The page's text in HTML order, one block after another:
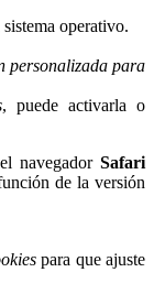
sistema operativo.
personalizada para
, puede activarla o
navegador Safari
de la versión
para que ajuste